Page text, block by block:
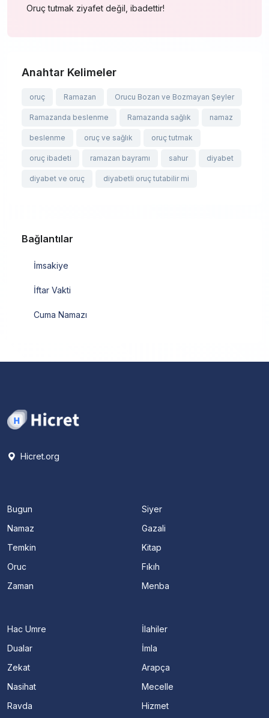
Oruç tutmak ziyafet değil, ibadettir!
Anahtar Kelimeler
oruç Ramazan Orucu Bozan ve Bozmayan Şeyler
Ramazanda beslenme Ramazanda sağlık namaz
beslenme oruç ve sağlık oruç tutmak
oruç ibadeti ramazan bayramı sahur diyabet
diyabet ve oruç diyabetli oruç tutabilir mi
Bağlantılar
İmsakiye
İftar Vakti
Cuma Namazı
Hicret.org
Bugun
Namaz
Temkin
Oruc
Zaman
Siyer
Gazali
Kitap
Fıkıh
Menba
Hac Umre
Dualar
Zekat
Nasihat
Ravda
İlahiler
İmla
Arapça
Mecelle
Hizmet